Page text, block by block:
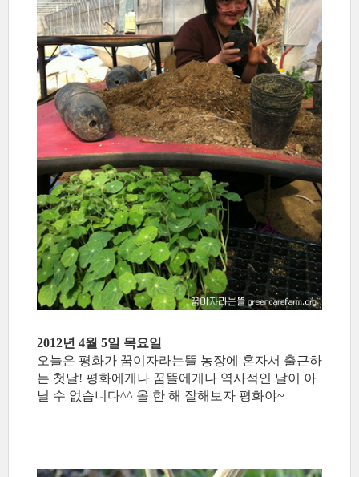
2012년 4월 5일 목요일
오늘은 평화가 꿈이자라는뜰 농장에 혼자서 출근하
는 첫날! 평화에게나 꿈뜰에게나 역사적인 날이 아
닐 수 없습니다^^ 올 한 해 잘해보자 평화야~